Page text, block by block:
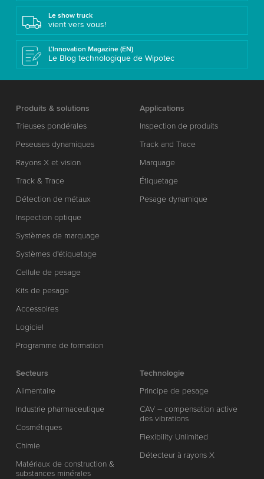
Le show truck
vient vers vous!
L’Innovation Magazine (EN)
Le Blog technologique de Wipotec
Produits & solutions
Trieuses pondérales
Peseuses dynamiques
Rayons X et vision
Track & Trace
Détection de métaux
Inspection optique
Systèmes de marquage
Systèmes d'étiquetage
Cellule de pesage
Kits de pesage
Accessoires
Logiciel
Programme de formation
Applications
Inspection de produits
Track and Trace
Marquage
Étiquetage
Pesage dynamique
Secteurs
Alimentaire
Industrie pharmaceutique
Cosmétiques
Chimie
Matériaux de construction &
substances minérales
Technologie
Principe de pesage
CAV – compensation active
des vibrations
Flexibility Unlimited
Détecteur à rayons X